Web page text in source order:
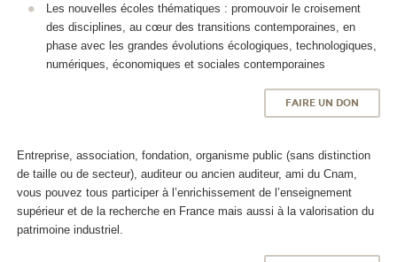
Les nouvelles écoles thématiques : promouvoir le croisement
des disciplines, au cœur des transitions contemporaines, en
phase avec les grandes évolutions écologiques, technologiques,
numériques, économiques et sociales contemporaines
FAIRE UN DON
Entreprise, association, fondation, organisme public (sans distinction
de taille ou de secteur), auditeur ou ancien auditeur, ami du Cnam,
vous pouvez tous participer à l’enrichissement de l’enseignement
supérieur et de la recherche en France mais aussi à la valorisation du
patrimoine industriel.